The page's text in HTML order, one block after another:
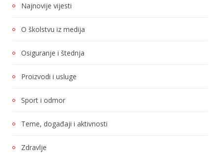
Najnovije vijesti
O školstvu iz medija
Osiguranje i štednja
Proizvodi i usluge
Sport i odmor
Teme, događaji i aktivnosti
Zdravlje